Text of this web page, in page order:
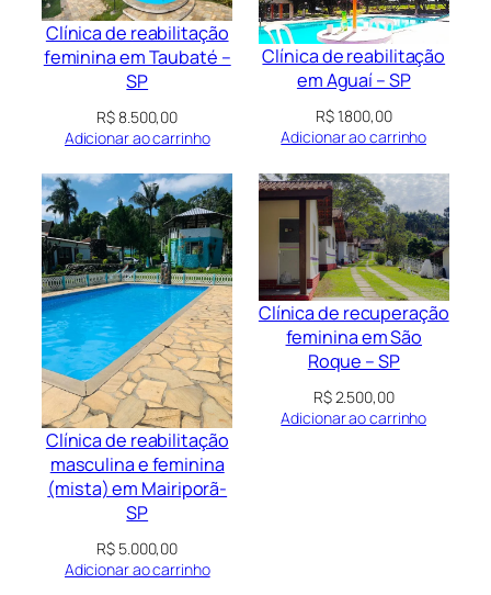
Clínica de reabilitação
feminina em Taubaté –
SP
R$8.500,00
Adicionar ao carrinho
Clínica de reabilitação
em Aguaí – SP
R$1.800,00
Adicionar ao carrinho
Clínica de reabilitação
masculina e feminina
(mista) em Mairiporã-
SP
R$ 5.000,00
Adicionar ao carrinho
Clínica de recuperação
feminina em São
Roque – SP
R$2.500,00
Adicionar ao carrinho